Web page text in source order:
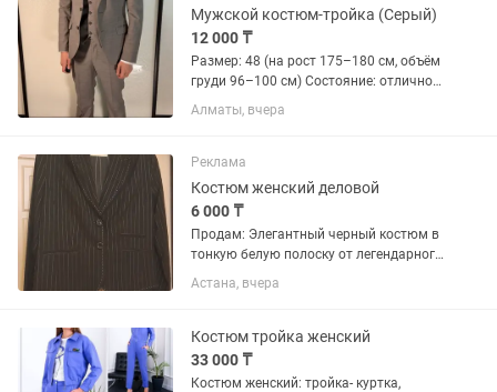
Мужской костюм-тройка (Серый)
12 000 ₸
Размер: 48 (на рост 175–180 см, объём
груди 96–100 см) Состояние: отличное,
практически новый В комплекте:
пиджак + жилет + брюки. Ткань с
серо-бежевый, хорошо...
Алматы, вчера
Реклама
Костюм женский деловой
6 000 ₸
Продам: Элегантный черный костюм в
тонкую белую полоску от легендарного
бренда Alexander McQueen. 🔹 Состав
комплекта: приталенный пиджак +
🔹 Производство:...
Астана, вчера
Костюм тройка женский
33 000 ₸
Костюм женский: тройка- куртка,